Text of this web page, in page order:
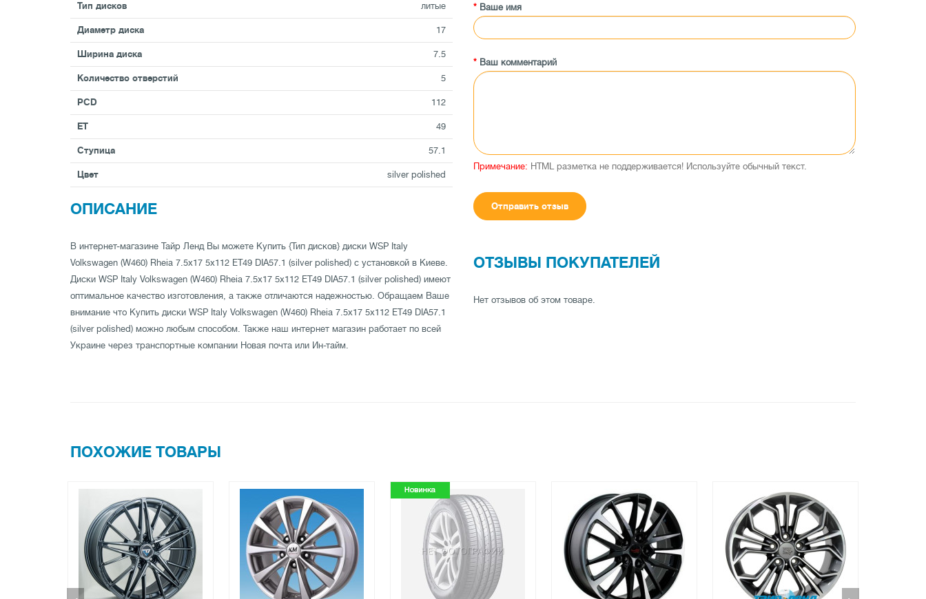
Тип дисков литые
Диаметр диска 17
Ширина диска 7.5
Количество отверстий 5
PCD 112
ET 49
Ступица 57.1
Цвет silver polished
ОПИСАНИЕ
В интернет-магазине Тайр Ленд Вы можете Купить {Тип дисков} диски WSP Italy
Volkswagen (W460) Rheia 7.5x17 5x112 ET49 DIA57.1 (silver polished) с установкой в Киеве.
Диски WSP Italy Volkswagen (W460) Rheia 7.5x17 5x112 ET49 DIA57.1 (silver polished) имеют
оптимальное качество изготовления, а также отличаются надежностью. Обращаем Ваше
внимание что Купить диски WSP Italy Volkswagen (W460) Rheia 7.5x17 5x112 ET49 DIA57.1
(silver polished) можно любым способом. Также наш интернет магазин работает по всей
Украине через транспортные компании Новая почта или Ин-тайм.
Ваше имя
Ваш комментарий
Примечание: HTML разметка не поддерживается! Используйте обычный текст.
Отправить отзыв
ОТЗЫВЫ ПОКУПАТЕЛЕЙ
Нет отзывов об этом товаре.
ПОХОЖИЕ ТОВАРЫ